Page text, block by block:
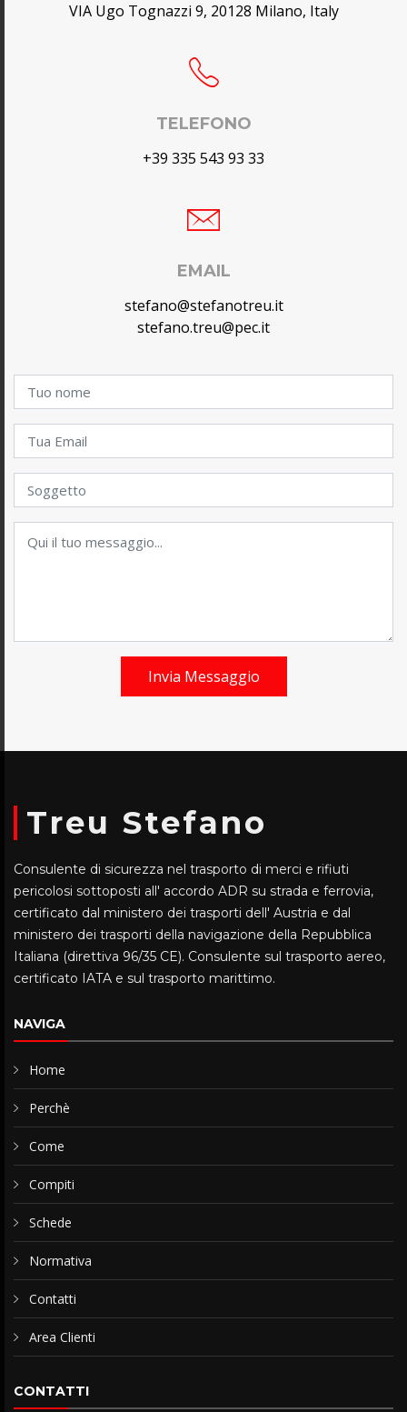
VIA Ugo Tognazzi 9, 20128 Milano, Italy
TELEFONO
+39 335 543 93 33
EMAIL
stefano@stefanotreu.it
stefano.treu@pec.it
Invia Messaggio
Treu Stefano
Consulente di sicurezza nel trasporto di merci e rifiuti
pericolosi sottoposti all' accordo ADR su strada e ferrovia,
certificato dal ministero dei trasporti dell' Austria e dal
ministero dei trasporti della navigazione della Repubblica
Italiana (direttiva 96/35 CE). Consulente sul trasporto aereo,
certificato IATA e sul trasporto marittimo.
NAVIGA
Home
Perchè
Come
Compiti
Schede
Normativa
Contatti
Area Clienti
CONTATTI